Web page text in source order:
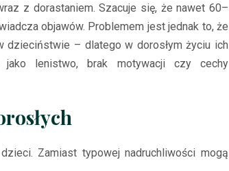
z dorastaniem. Szacuje się, że nawet 60–
objawów. Problemem jest jednak to, że
dzieciństwie – dlatego w dorosłym życiu ich
jako lenistwo, brak motywacji czy cechy
Zamiast typowej nadruchliwości mogą